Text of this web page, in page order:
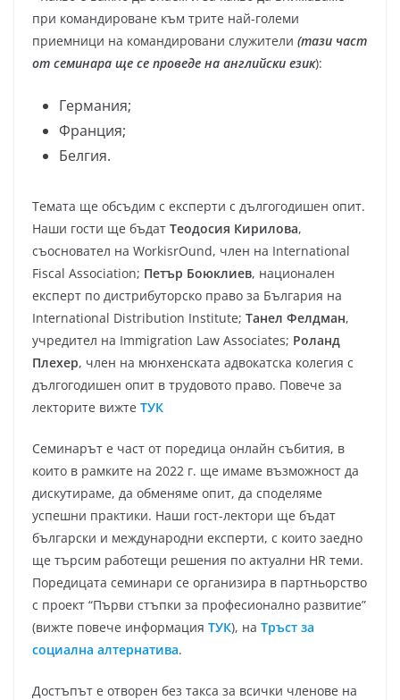
при командироване към трите най-големи
приемници на командировани служители (тази част
от семинара ще се проведе на английски език):
Германия;
Франция;
Белгия.
Темата ще обсъдим с експерти с дългогодишен опит.
Наши гости ще бъдат Теодосия Кирилова,
съосновател на WorkisrOund, член на International
Fiscal Association; Петър Боюклиев, национален
експерт по дистрибуторско право за България на
International Distribution Institute; Танел Фелдман,
учредител на Immigration Law Associates; Роланд
Плехер, член на мюнхенската адвокатска колегия с
дългогодишен опит в трудовото право. Повече за
лекторите вижте ТУК
Семинарът е част от поредица онлайн събития, в
които в рамките на 2022 г. ще имаме възможност да
дискутираме, да обменяме опит, да споделяме
успешни практики. Наши гост-лектори ще бъдат
български и международни експерти, с които заедно
ще търсим работещи решения по актуални HR теми.
Поредицата семинари се организира в партньорство
с проект “Първи стъпки за професионално развитие”
(вижте повече информация ТУК), на Тръст за
социална алтернатива.
Достъпът е отворен без такса за всички членове на